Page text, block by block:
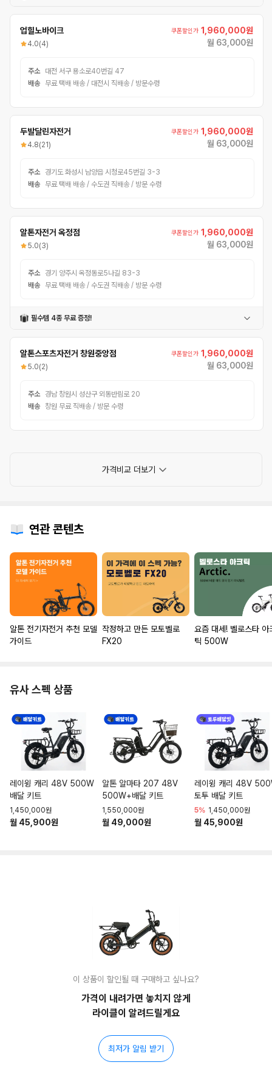
충전식후미등
자전거장갑
업힐노바이크
4.0(4)
쿠폰할인가 1,960,000원
월 63,000원
주소
대전 서구 용소로40번길 47
배송
무료 택배 배송 / 대전시 직배송 / 방문수령
두발달린자전거
4.8(21)
쿠폰할인가 1,960,000원
월 63,000원
주소
경기도 화성시 남양읍 시청로45번길 3-3
배송
무료 택배 배송 / 수도권 직배송 / 방문 수령
알톤자전거 옥정점
5.0(3)
쿠폰할인가 1,960,000원
월 63,000원
주소
경기 양주시 옥정동로5나길 83-3
배송
무료 택배 배송 / 수도권 직배송 / 방문 수령
필수템 4종 무료 증정!
알톤스포츠자전거 창원중앙점
5.0(2)
쿠폰할인가 1,960,000원
월 63,000원
주소
경남 창원시 성산구 외동반림로 20
배송
창원 무료 직배송 / 방문 수령
가격비교 더보기
연관 콘텐츠
알톤 전기자전거 추천 모델
가이드
작정하고 만든 모토벨로
FX20
요즘 대세! 벨로스타 아
틱 500W
유사 스펙 상품
레이윙 캐리 48V 500W
배달 키트
1,450,000원
월 45,900원
알톤 알마타 207 48V
500W+배달 키트
1,550,000원
월 49,000원
레이윙 캐리 48V
토투 배달 키트
5% 1,450,000원
월 45,900원
이 상품이 할인될 때 구매하고 싶나요?
가격이 내려가면 놓치지 않게
라이클이 알려드릴게요
최저가 알림 받기